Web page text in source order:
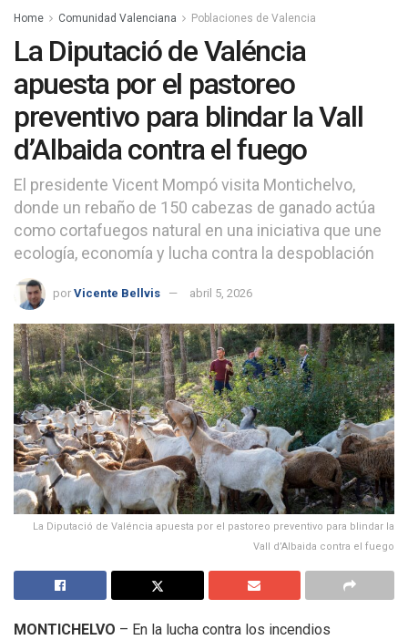
Home Comunidad Valenciana Poblaciones de Valencia
La Diputació de Valéncia
apuesta por el pastoreo
preventivo para blindar la Vall
d’Albaida contra el fuego
El presidente Vicent Mompó visita Montichelvo,
donde un rebaño de 150 cabezas de ganado actúa
como cortafuegos natural en una iniciativa que une
ecología, economía y lucha contra la despoblación
por Vicente Bellvis abril 5, 2026
La Diputació de Valéncia apuesta por el pastoreo preventivo para blindar la
Vall d’Albaida contra el fuego
MONTICHELVO – En la lucha contra los incendios